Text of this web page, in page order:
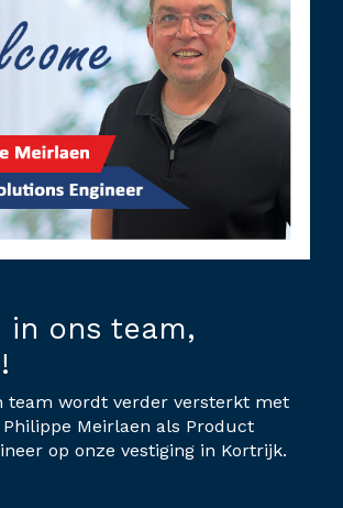
in ons team,
team wordt verder versterkt met
Meirlaen als Product
op onze vestiging in Kortrijk.